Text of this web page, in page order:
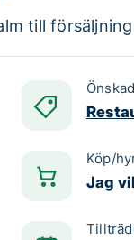
till försäljning
Köp/
Jag